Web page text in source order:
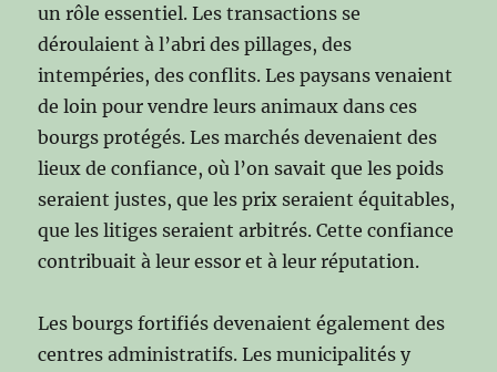
un rôle essentiel. Les transactions se
déroulaient à l’abri des pillages, des
intempéries, des conflits. Les paysans venaient
de loin pour vendre leurs animaux dans ces
bourgs protégés. Les marchés devenaient des
lieux de confiance, où l’on savait que les poids
seraient justes, que les prix seraient équitables,
que les litiges seraient arbitrés. Cette confiance
contribuait à leur essor et à leur réputation.
Les bourgs fortifiés devenaient également des
centres administratifs. Les municipalités y